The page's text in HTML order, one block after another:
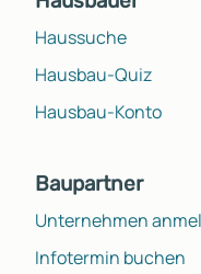
Haussuche
Hausbau-Quiz
Hausbau-Konto
Baupartner
Unternehmen
Infotermin buchen